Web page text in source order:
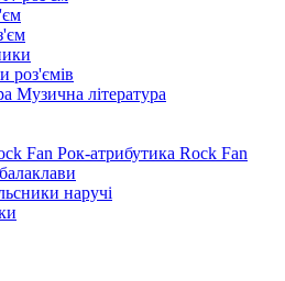
роз'ємів
Музична література
Рок-атрибутика Rock Fan
наручі